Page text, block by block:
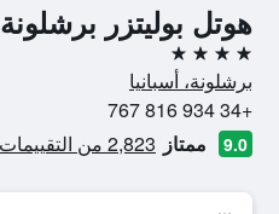
هوتل بوليتزر برشلونة
4 نجوم
برشلونة، أسبانيا
+34 934 816 767
9.0 ممتاز 2,823 من التقييمات تم التحقق منها